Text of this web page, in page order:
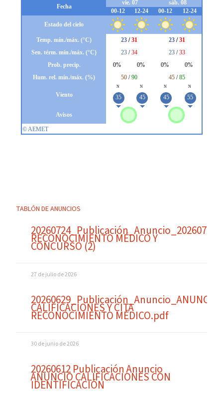
TABLÓN DE ANUNCIOS
RECONOCIMIENTO MÉDICO Y
CONCURSO (2)
27 de julio de 2026
20260629_Publicación_Anuncio_ANUNCIO
CALIFICACIONES Y CITA
RECONOCIMIENTO MÉDICO.pdf
30 de junio de 2026
20260612 Publicación Anuncio
ANUNCIO CALIFICACIONES CON
IDENTIFICACIÓN